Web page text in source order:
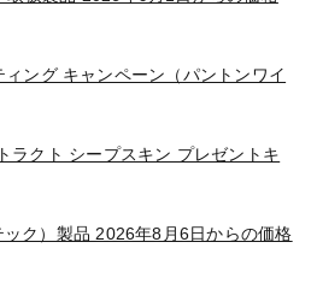
ング キャンペーン（パントンワイ
ラクト シープスキン プレゼントキ
ク）製品 2026年8月6日からの価格